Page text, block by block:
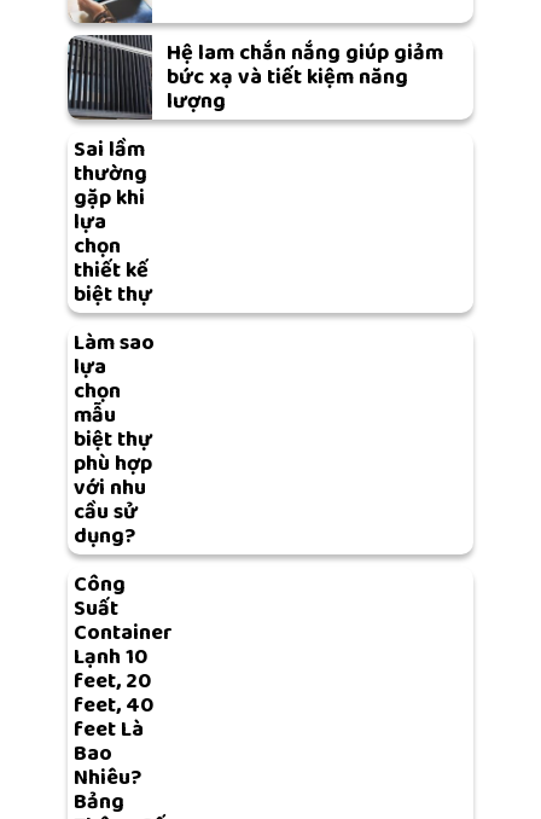
Hệ lam chắn nắng giúp giảm
bức xạ và tiết kiệm năng
lượng
Sai lầm
thường
gặp khi
lựa
chọn
thiết kế
biệt thự
Làm sao
lựa
chọn
mẫu
biệt thự
phù hợp
với nhu
cầu sử
dụng?
Công
Suất
Container
Lạnh 10
feet, 20
feet, 40
feet Là
Bao
Nhiêu?
Bảng